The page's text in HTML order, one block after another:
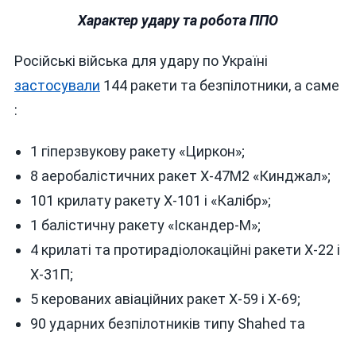
Характер удару та робота ППО
Російські війська для удару по Україні
застосували 144 ракети та безпілотники, а саме
:
1 гіперзвукову ракету «Циркон»;
8 аеробалістичних ракет Х-47М2 «Кинджал»;
101 крилату ракету Х-101 і «Калібр»;
1 балістичну ракету «Іскандер-М»;
4 крилаті та протирадіолокаційні ракети Х-22 і
Х-31П;
5 керованих авіаційних ракет Х-59 і Х-69;
90 ударних безпілотників типу Shahed та